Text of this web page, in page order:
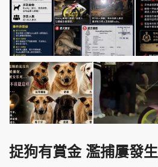
捉狗有賞金 濫捕屢發生